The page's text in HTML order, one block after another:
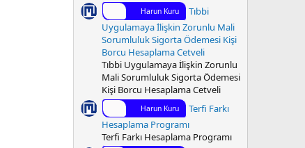
Harun Kuru
Tıbbi
Uygulamaya İlişkin Zorunlu Mali
Sorumluluk Sigorta Ödemesi Kişi
Borcu Hesaplama Cetveli
Tıbbi Uygulamaya İlişkin Zorunlu
Mali Sorumluluk Sigorta Ödemesi
Kişi Borcu Hesaplama Cetveli
Harun Kuru
Terfi Farkı
Hesaplama Programı
Terfi Farkı Hesaplama Programı